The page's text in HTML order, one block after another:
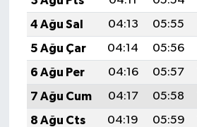
4 Ağu Sal
04:13 05:55
5 Ağu Çar
04:14 05:56
6 Ağu Per
04:16 05:57
7 Ağu Cum
04:17 05:58
8 Ağu Cts
04:19 05:59
Teknoloji
Türkiye
Video Galeri